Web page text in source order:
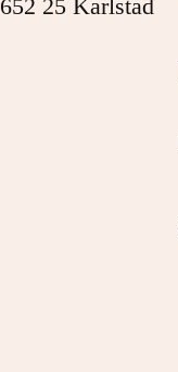
652 25 Karlstad